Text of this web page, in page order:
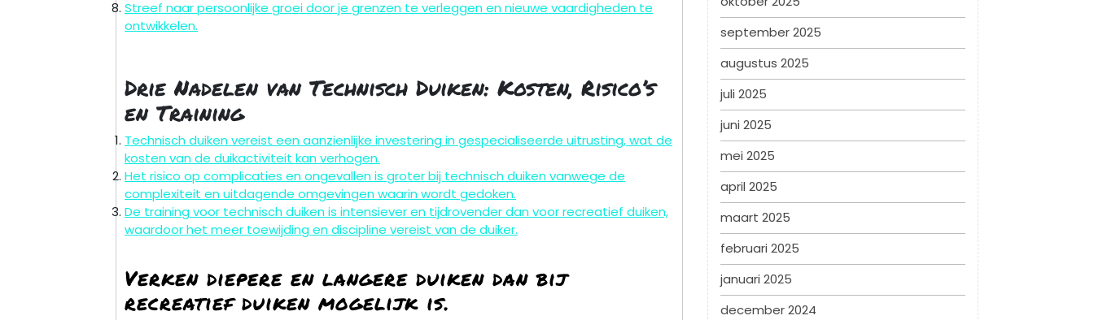
Streef naar persoonlijke groei door je grenzen te verleggen en nieuwe vaardigheden te
ontwikkelen.
Drie Nadelen van Technisch Duiken: Kosten, Risico’s
en Training
Technisch duiken vereist een aanzienlijke investering in gespecialiseerde uitrusting, wat de
kosten van de duikactiviteit kan verhogen.
Het risico op complicaties en ongevallen is groter bij technisch duiken vanwege de
complexiteit en uitdagende omgevingen waarin wordt gedoken.
De training voor technisch duiken is intensiever en tijdrovender dan voor recreatief duiken,
waardoor het meer toewijding en discipline vereist van de duiker.
Verken diepere en langere duiken dan bij
recreatief duiken mogelijk is.
september 2025
augustus 2025
juli 2025
juni 2025
mei 2025
april 2025
maart 2025
februari 2025
januari 2025
december 2024